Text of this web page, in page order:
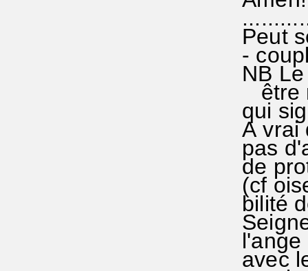
Peut
-
NB
être
qui
A vrai
pas
de
(cf
bilité
avec